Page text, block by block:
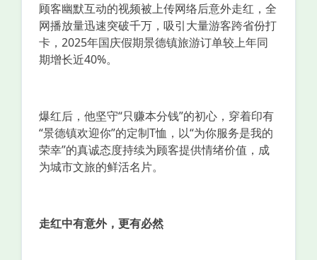
顾客幽默互动的视频被上传网络后意外走红，全
网播放量迅速突破千万，吸引大量游客跨省份打
卡，2025年国庆假期景德镇旅游订单较上年同
期增长近40%。
爆红后，他坚守“只赚本分钱”的初心，穿着印有
“景德镇欢迎你”的定制T恤，以“为你服务是我的
荣幸”的真诚态度持续为顾客提供情绪价值，成
为城市文旅的鲜活名片。
走红中有意外，更有必然